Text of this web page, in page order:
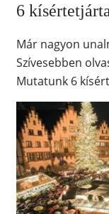
6
Már nagyon
Szívesebben
Mutatunk 6